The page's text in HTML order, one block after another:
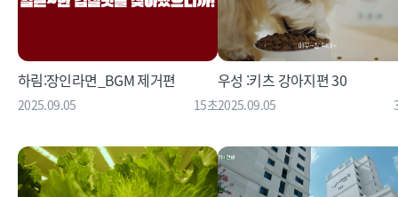
하림:장인라면_BGM 제거편
2025.09.05 15초
우성 :키츠 강아지편 30
2025.09.05